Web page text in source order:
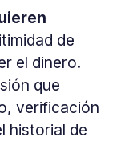
de
el dinero.
que
verificación
historial de